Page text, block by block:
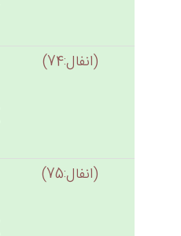
(انفال:74)
(انفال:75)